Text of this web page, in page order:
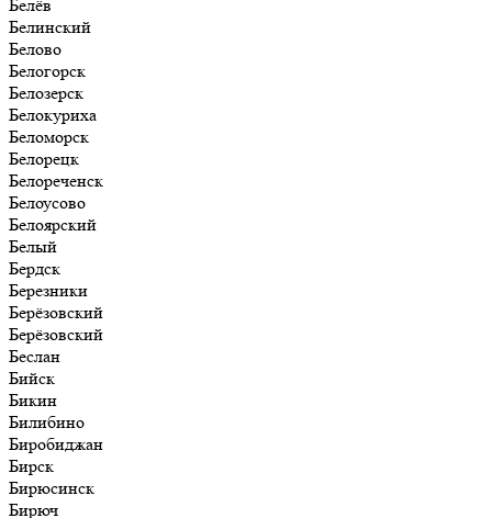
Белёв
Белинский
Белово
Белогорск
Белозерск
Белокуриха
Беломорск
Белорецк
Белореченск
Белоусово
Белоярский
Белый
Бердск
Березники
Берёзовский
Берёзовский
Беслан
Бийск
Бикин
Билибино
Биробиджан
Бирск
Бирюсинск
Бирюч